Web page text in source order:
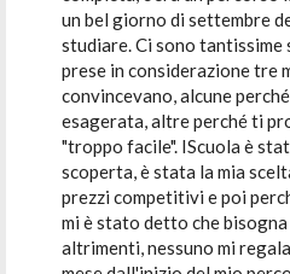
un bel giorno di settembre
studiare. Ci sono tantissime
prese in considerazione tre
convincevano, alcune
esagerata, altre perché ti
"troppo facile". IScuola è
scoperta, è stata la mia
prezzi competitivi e poi
mi è stato detto che
altrimenti, nessuno mi